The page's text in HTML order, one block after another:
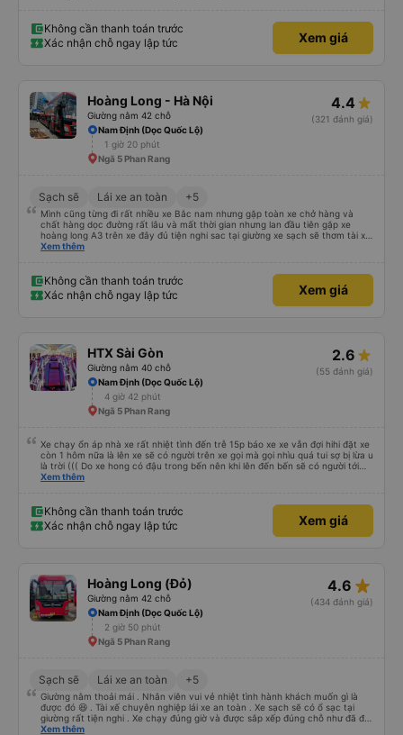
Không cần thanh toán trước
Xác nhận chỗ ngay lập tức
Xem giá
Hoàng Long - Hà Nội
Giường nằm 42 chỗ
4.4
(321 đánh giá)
Nam Định (Dọc Quốc Lộ)
1 giờ 20 phút
Ngã 5 Phan Rang
Sạch sẽ Lái xe an toàn +5
Mình cũng từng đi rất nhiều xe Bắc nam nhưng gặp toàn xe chở hàng và
chất hàng dọc đường rất lâu và mất thời gian nhưng lan đầu tiên gặp xe
hoàng long A3 trên xe đây đủ tiện nghi sac tại giường xe sạch sẽ thơm tài xế
lo xe thoải mái vui tính sẽ con ung hô nhe
Xem thêm
Không cần thanh toán trước
Xác nhận chỗ ngay lập tức
Xem giá
HTX Sài Gòn
Giường nằm 40 chỗ
2.6
(55 đánh giá)
Nam Định (Dọc Quốc Lộ)
4 giờ 42 phút
Ngã 5 Phan Rang
Xe chạy ổn áp nhà xe rất nhiệt tình đến trễ 15p báo xe xe vẫn đợi hihi đặt xe
còn 1 hôm nữa là lên xe sẽ có người trên xe gọi mà gọi nhìu quá tui sợ bị lừa u
là trời ((( Do xe hong có đậu trong bến nên khi lên đến bến sẽ có người tới
rước đưa lên xe đó khúc này tui cx tưởng bị lừa tập 2 hoang mang vl đến xe
Xem thêm
Không cần thanh toán trước
Xác nhận chỗ ngay lập tức
Xem giá
Hoàng Long (Đỏ)
Giường nằm 42 chỗ
4.6 star_rate
(434 đánh giá)
Nam Định (Dọc Quốc Lộ)
2 giờ 50 phút
Ngã 5 Phan Rang
Sạch sẽ Lái xe an toàn +5
Giường nằm thoải mái . Nhân viên vui vẻ nhiệt tình hành khách muốn gì là
được đó 😆 . Tài xế chuyên nghiệp lái xe an toàn . Xe sạch sẽ có ổ sạc tại
giường rất tiện nghi . Xe chạy đúng giờ và được sắp xếp đúng chỗ như đã đặt
. Điểm 10 cho hoàng long đỏ 👍
Xem thêm